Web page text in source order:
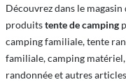
Découvrez dans le
produitstente de camping
camping familiale, tente
familiale, camping
randonnée et autres